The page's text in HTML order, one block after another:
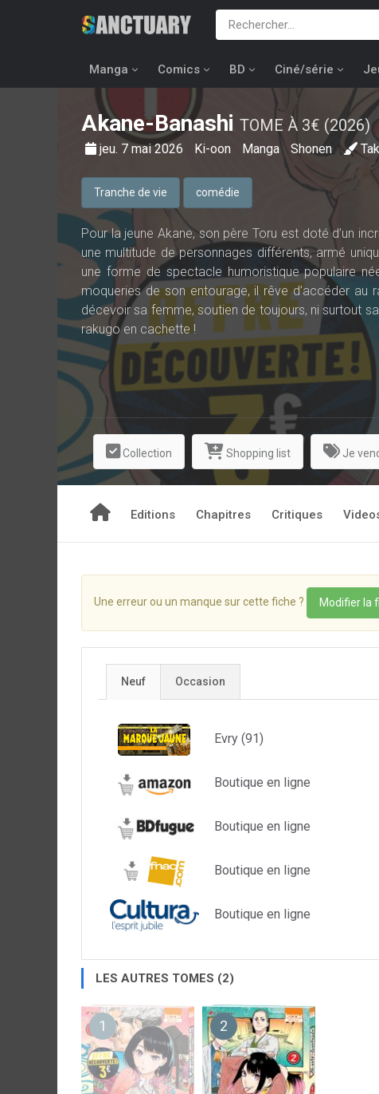
Manga Comics BD Ciné/série
Akane-Banashi TOME À 3€ (2026)
jeu. 7 mai 2026 Ki-oon Manga Shonen
Tranche de vie comédie
Pour la jeune Akane, son père Toru est doté d’un
une multitude de personnages différents, armé
une forme de spectacle humoristique populaire
moqueries de son entourage, il rêve d’accéder au
décevoir sa femme, soutien de toujours, ni surtout
rakugo en cachette !
Le jour de l’examen de passage vers le grade
Arakawa, maître incontesté de la discipline, qui
tord de rire ! Et pourtant, Issho le déclare
explication ! La carrière d’artiste de Toru est brisée,
flambeau, bien décidée à réaliser son rêve et à
Collection Shopping list Je
Editions Chapitres Critiques
Une erreur ou un manque sur cette fiche ? Modifier la
Neuf Occasion
Evry (91)
Boutique en ligne
Boutique en ligne
Boutique en ligne
Boutique en ligne
LES AUTRES TOMES (2)
1 2